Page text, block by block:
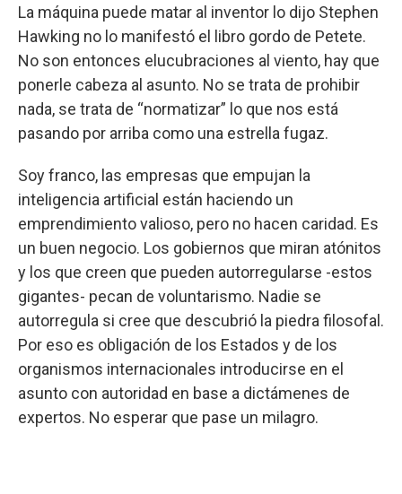
La máquina puede matar al inventor lo dijo Stephen
Hawking no lo manifestó el libro gordo de Petete.
No son entonces elucubraciones al viento, hay que
ponerle cabeza al asunto. No se trata de prohibir
nada, se trata de “normatizar” lo que nos está
pasando por arriba como una estrella fugaz.
Soy franco, las empresas que empujan la
inteligencia artificial están haciendo un
emprendimiento valioso, pero no hacen caridad. Es
un buen negocio. Los gobiernos que miran atónitos
y los que creen que pueden autorregularse -estos
gigantes- pecan de voluntarismo. Nadie se
autorregula si cree que descubrió la piedra filosofal.
Por eso es obligación de los Estados y de los
organismos internacionales introducirse en el
asunto con autoridad en base a dictámenes de
expertos. No esperar que pase un milagro.